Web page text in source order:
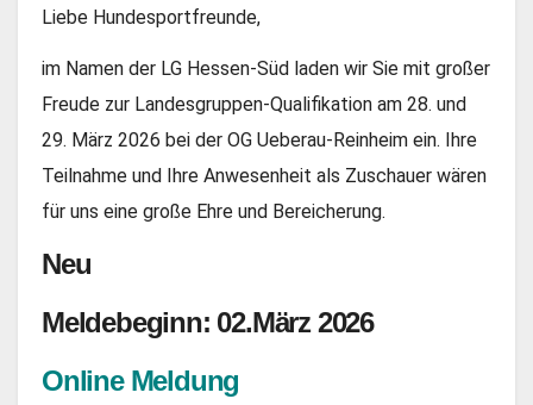
Liebe Hundesportfreunde,
im Namen der LG Hessen-Süd laden wir Sie mit großer
Freude zur Landesgruppen-Qualifikation am 28. und
29. März 2026 bei der OG Ueberau-Reinheim ein. Ihre
Teilnahme und Ihre Anwesenheit als Zuschauer wären
für uns eine große Ehre und Bereicherung.
Neu
Meldebeginn: 02.März 2026
Online Meldung